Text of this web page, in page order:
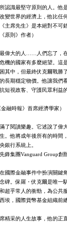
認識最堅守原則的人。他
變世界的經濟上，他比任
主席先生》是本絕對不可
原則》作者）
偉大的人……人們忘了，
機的國家有多麼絕望。這
其中，但最終伏克爾戰勝
長期穩定物價。他讓我們
短視政客、守護民眾利益
融時報》首席經濟學家）
滿了閱讀樂趣。它述說了偉
。他將成年後所有的時間
銀行系統上。
鋒集團Vanguard Group創
國際金融事件中扮演關鍵
碑。保羅・伏克爾是唯一
超乎常人的衝勁，為公共
埃，國際貨幣基金組織前
精采的人生故事，他的正